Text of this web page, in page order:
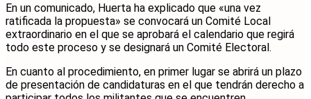
En un comunicado, Huerta ha explicado que «una vez
ratificada la propuesta» se convocará un Comité Local
extraordinario en el que se aprobará el calendario que regirá
todo este proceso y se designará un Comité Electoral.
En cuanto al procedimiento, en primer lugar se abrirá un plazo
de presentación de candidaturas en el que tendrán derecho a